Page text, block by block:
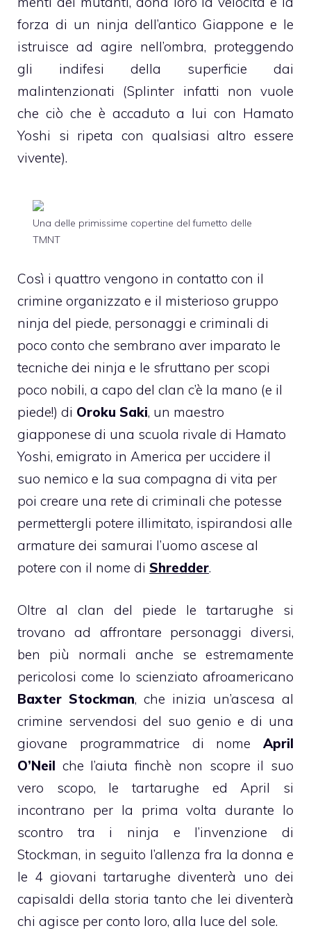
forza di un ninja dell’antico Giappone e le
istruisce ad agire nell’ombra, proteggendo
gli indifesi della superficie dai
malintenzionati (Splinter infatti non vuole
che ciò che è accaduto a lui con Hamato
Yoshi si ripeta con qualsiasi altro essere
vivente).
Una delle primissime copertine del fumetto delle
TMNT
Così i quattro vengono in contatto con il
crimine organizzato e il misterioso gruppo
ninja del piede, personaggi e criminali di
poco conto che sembrano aver imparato le
tecniche dei ninja e le sfruttano per scopi
poco nobili, a capo del clan c’è la mano (e il
piede!) di Oroku Saki, un maestro
giapponese di una scuola rivale di Hamato
Yoshi, emigrato in America per uccidere il
suo nemico e la sua compagna di vita per
poi creare una rete di criminali che potesse
permettergli potere illimitato, ispirandosi alle
armature dei samurai l’uomo ascese al
potere con il nome di Shredder.
Oltre al clan del piede le tartarughe si
trovano ad affrontare personaggi diversi,
ben più normali anche se estremamente
pericolosi come lo scienziato afroamericano
Baxter Stockman, che inizia un’ascesa al
crimine servendosi del suo genio e di una
giovane programmatrice di nome April
O’Neil che l’aiuta finchè non scopre il suo
vero scopo, le tartarughe ed April si
incontrano per la prima volta durante lo
scontro tra i ninja e l’invenzione di
Stockman, in seguito l’allenza fra la donna e
le 4 giovani tartarughe diventerà uno dei
capisaldi della storia tanto che lei diventerà
chi agisce per conto loro, alla luce del sole.